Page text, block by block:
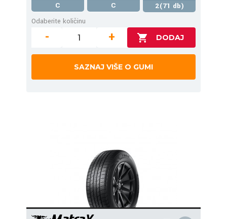
C C
2(71 db)
Odaberite količinu
- +
SAZNAJ VIŠE O GUMI